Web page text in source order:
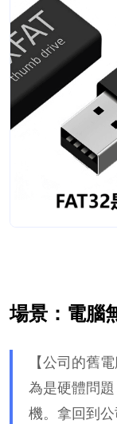
場景：電腦
【公司的舊
為是硬體問
機。拿回到